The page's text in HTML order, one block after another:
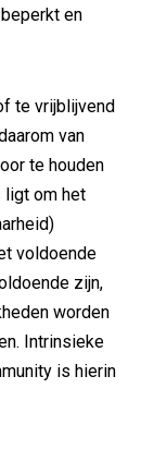
en
te vrijblijvend
van
te houden
ligt om het
voldoende
zijn,
worden
Intrinsieke
is hierin